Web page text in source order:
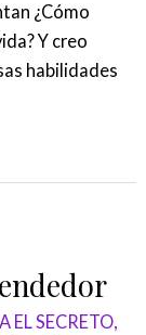
¿Cómo
Y creo
habilidades
EL SECRETO,